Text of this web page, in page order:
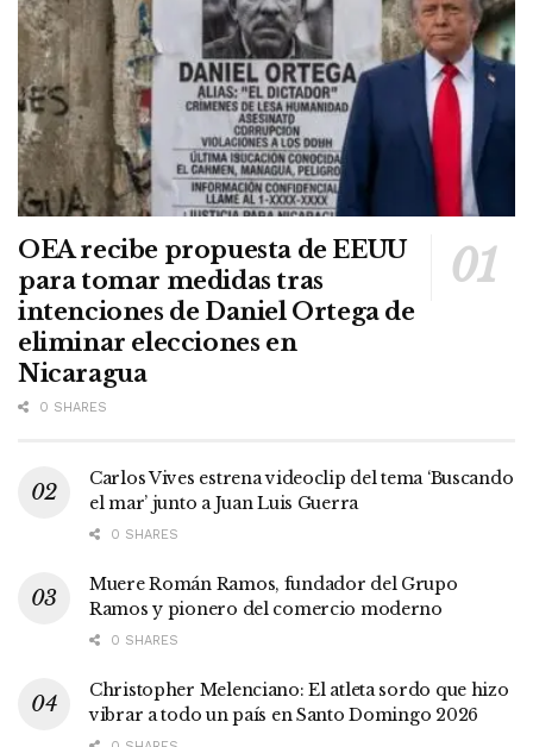
OEA recibe propuesta de EEUU
para tomar medidas tras
intenciones de Daniel Ortega de
eliminar elecciones en
Nicaragua
0 SHARES
Carlos Vives estrena videoclip del tema ‘Buscando
el mar’ junto a Juan Luis Guerra
0 SHARES
Muere Román Ramos, fundador del Grupo
Ramos y pionero del comercio moderno
0 SHARES
Christopher Melenciano: El atleta sordo que hizo
vibrar a todo un país en Santo Domingo 2026